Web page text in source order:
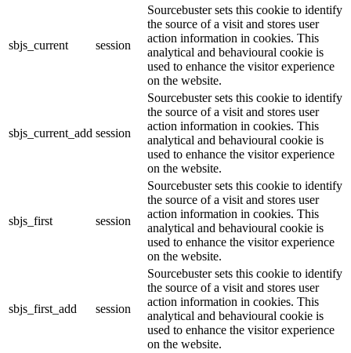
sbjs_current session
Sourcebuster sets this cookie to identify
the source of a visit and stores user
action information in cookies. This
analytical and behavioural cookie is
used to enhance the visitor experience
on the website.
sbjs_current_add session
Sourcebuster sets this cookie to identify
the source of a visit and stores user
action information in cookies. This
analytical and behavioural cookie is
used to enhance the visitor experience
on the website.
sbjs_first session
Sourcebuster sets this cookie to identify
the source of a visit and stores user
action information in cookies. This
analytical and behavioural cookie is
used to enhance the visitor experience
on the website.
sbjs_first_add session
Sourcebuster sets this cookie to identify
the source of a visit and stores user
action information in cookies. This
analytical and behavioural cookie is
used to enhance the visitor experience
on the website.